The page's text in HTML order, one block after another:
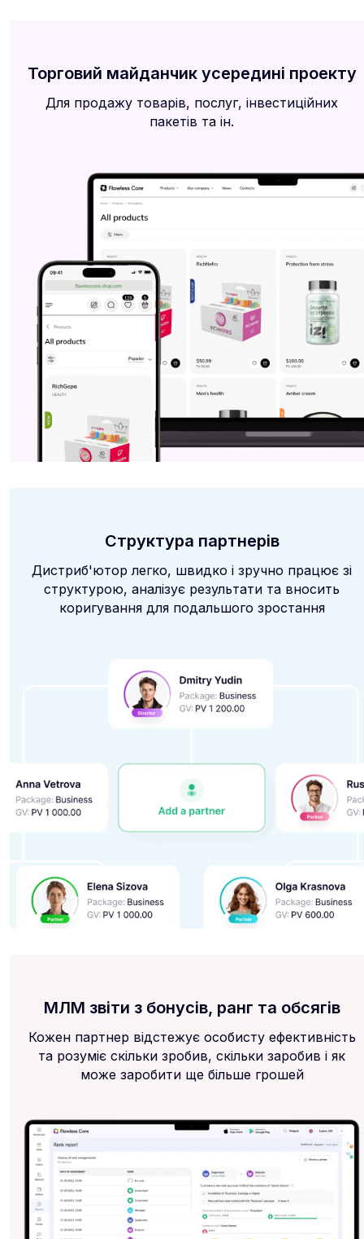
Торговий майданчик усередині проекту
Для продажу товарів, послуг, інвестиційних
пакетів та ін.
Структура партнерів
Дистриб'ютор легко, швидко і зручно працює зі
структурою, аналізує результати та вносить
коригування для подальшого зростання
МЛМ звіти з бонусів, ранг та обсягів
Кожен партнер відстежує особисту ефективність
та розуміє скільки зробив, скільки заробив і як
може заробити ще більше грошей